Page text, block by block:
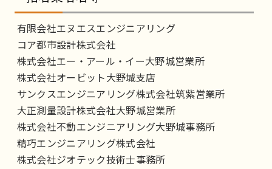
有限会社エヌエスエンジニアリング
コア都市設計株式会社
株式会社エー・アール・イー大野城営業所
株式会社オービット大野城支店
サンクスエンジニアリング株式会社筑紫営業所
大正測量設計株式会社大野城営業所
株式会社不動エンジニアリング大野城事務所
精巧エンジニアリング株式会社
株式会社ジオテック技術士事務所